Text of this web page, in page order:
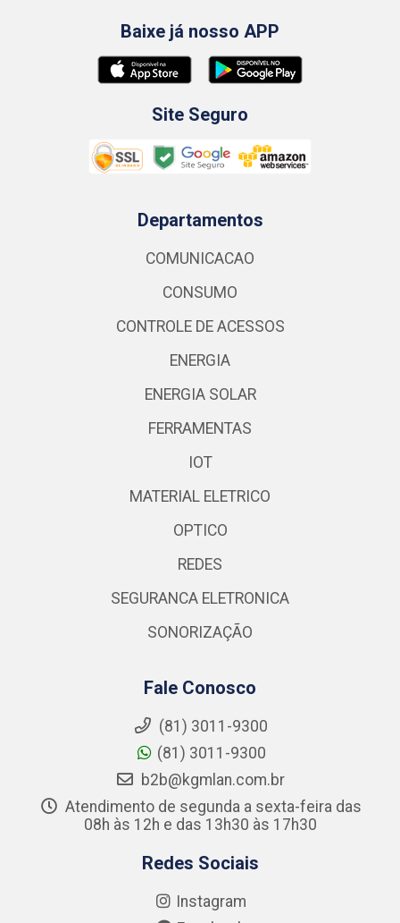
Baixe já nosso APP
Site Seguro
Departamentos
COMUNICACAO
CONSUMO
CONTROLE DE ACESSOS
ENERGIA
ENERGIA SOLAR
FERRAMENTAS
IOT
MATERIAL ELETRICO
OPTICO
REDES
SEGURANCA ELETRONICA
SONORIZAÇÃO
Fale Conosco
(81) 3011-9300
(81) 3011-9300
b2b@kgmlan.com.br
Atendimento de segunda a sexta-feira das
08h às 12h e das 13h30 às 17h30
Redes Sociais
Instagram